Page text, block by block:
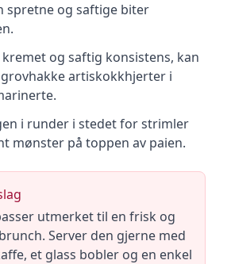
spretne og saftige biter
og saftig konsistens, kan
artiskokkhjerter i
i runder i stedet for strimler
mønster på toppen av paien.
utmerket til en frisk og
Server den gjerne med
et glass bobler og en enkel